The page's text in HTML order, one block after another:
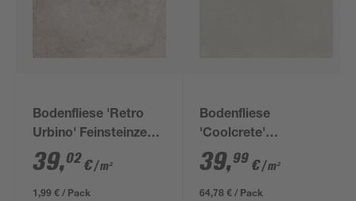
Bodenfliese 'Retro
Urbino' Feinsteinzeug
beige 22,5 x 22,5 cm
39,02€/ m²
1,99 € / Pack
Bodenfliese
'Coolcrete'
Feinsteinzeug weiß 90
x 90 x 0,9 cm
39,99 €/ m²
64,78 € / Pack